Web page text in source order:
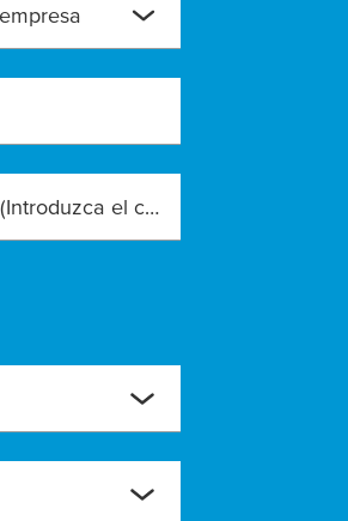
Código postal (Introduzca el código postal exacto)